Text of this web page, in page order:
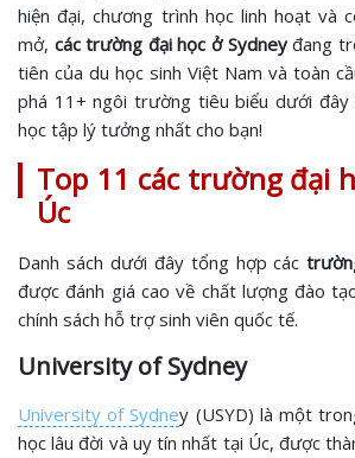
hiện đại, chương trình học linh hoạt và
mở, các trường đại học ở Sydneyđang
tiên của du học sinh Việt Nam và toàn
phá 11+ ngôi trường tiêu biểu dưới
học tập lý tưởng nhất cho bạn!
Top 11 các trường đại
Úc
Danh sách dưới đây tổng hợp các
được đánh giá cao về chất lượng đào
chính sách hỗ trợ sinh viên quốc tế.
University of Sydney
University of Sydney (USYD) là một
học lâu đời và uy tín nhất tại Úc, được